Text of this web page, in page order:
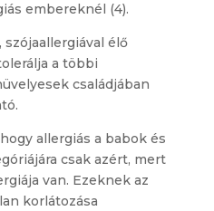
embereknél (4).
élő
a többi
családjában
allergiás a babok és
csak azért, mert
van. Ezeknek az
korlátozása